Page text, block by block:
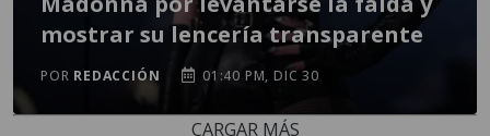
mostrar su lencería transparente
POR REDACCIÓN 01:40 PM, DIC 30
CARGAR MÁS